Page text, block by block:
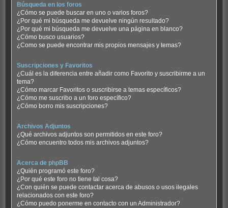
Búsqueda en los foros
¿Cómo se puede buscar en uno o varios foros?
¿Por qué mi búsqueda me devuelve ningún resultado?
¿Por qué mi búsqueda me devuelve una página en blanco?
¿Cómo busco usuarios?
¿Como se puede encontrar mis propios mensajes y temas?
Suscripciones y Favoritos
¿Cuál es la diferencia entre añadir como Favorito y suscribirme a un
tema?
¿Cómo marcar Favoritos o suscribirse a temas específicos?
¿Cómo me suscribo a un foro específico?
¿Cómo borro mis suscripciones?
Archivos Adjuntos
¿Qué archivos adjuntos son permitidos en este foro?
¿Cómo encuentro todos mis archivos adjuntos?
Acerca de phpBB
¿Quién programó este foro?
¿Por qué este foro no tiene tal cosa?
¿Con quién se puede contactar acerca de abusos o usos ilegales
relacionados con este foro?
¿Cómo puedo ponerme en contacto con un Administrador?